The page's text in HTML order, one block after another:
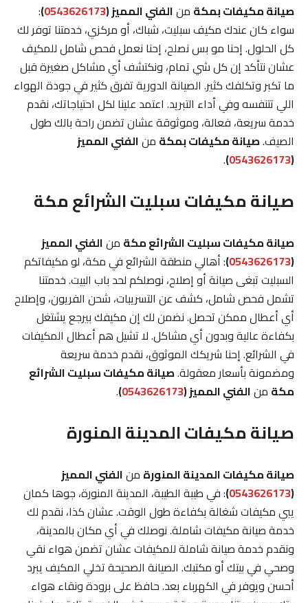
صيانة مكيفات بمكةمنالفني المميز (0543626173
)
:
سواء كان عندك مكيف سبليت، شباك، أو مركزي، خدمتنا توفر لك
كل الحلول. إحنا مو بس نصلح، إحنا نعمل فحص شامل للمكيف
عشان نتأكد إن كل شي تمام، ونكتشف أي مشاكل صغيرة قبل
ما تكبر وتكلفك كثير. الصيانة الدورية تفرق كثير في جودة الهواء
اللي تتنفسه وفي أداء التبريد. اعتمد علينا لكل احتياجاتك، نقدم
خدمة سريعة، فعالة، وموثوقة عشان تضمن راحة بالك طول
الصيف.صيانة مكيفات بمكةمنالفني المميز
0543626173
)
.
صيانة مكيفات سبليت الشرائع مكة
صيانة مكيفات سبليت الشرائع مكةمنالفني المميز
0543626173
): أهالي منطقة الشرائع في مكة، لو مكيفاتكم
السبليت تبغى صيانة أو إصلاح، نوصلكم لحد باب البيت. خدمتنا
تشمل فحص شامل، كشف عن التسريبات، شحن الفريون، وإصلاح
أي أعطال ممكن تحصل. نضمن لك إن مكيفك بيرجع يشتغل
بكفاءة عالية وبدون أي مشاكل. لا تشيل هم أعطال المكيفات
في الشرائع. إحنا شريكك الموثوق، نقدم خدمة سريعة
ومضمونة بأسعار معقولة.صيانة مكيفات سبليت الشرائع
مكةمنالفني المميز (0543626173
)
.
صيانة مكيفات المدينة المنورة
صيانة مكيفات المدينة المنورةمنالفني المميز
0543626173
): في طيبة الطيبة، المدينة المنورة، جوها كمان
يبي مكيفات شغالة بكفاءة طول الوقت. عشان كذا، نقدم لك
خدمة صيانة مكيفات شاملة. نوصلك في أي مكان بالمدينة،
ونقدم خدمة صيانة شاملة للمكيفات عشان تضمن هواء نقي
وصحي في بيتك أو مكتبك. الصيانة الصحيحة تخلي المكيف يبرد
أحسن ويوفر في الكهرباء بعد. حافظ على برودة ونقاء هواء